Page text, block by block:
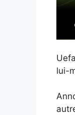
lui-